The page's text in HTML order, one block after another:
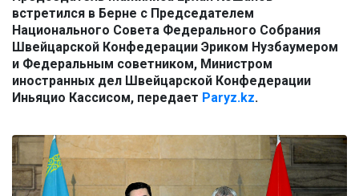
встретился в Берне с Председателем
Национального Совета Федерального Собрания
Швейцарской Конфедерации Эриком Нузбаумером
и Федеральным советником, Министром
иностранных дел Швейцарской Конфедерации
Иньяцио Кассисом, передает Paryz.kz.